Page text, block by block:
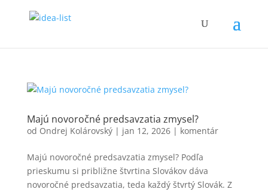
Majú novoročné predsavzatia zmysel?
od Ondrej Kolárovský| jan 12, 2026| komentár
Majú novoročné predsavzatia zmysel? Podľa
prieskumu si približne štvrtina Slovákov dáva
novoročné predsavzatia, teda každý štvrtý Slovák. Z